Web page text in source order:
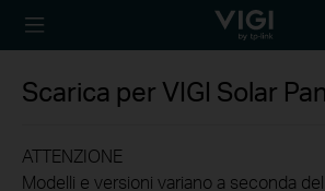
TP-Link, Reliably
Scarica per VIGI Solar
ATTENZIONE
Modelli e versioni variano a seconda